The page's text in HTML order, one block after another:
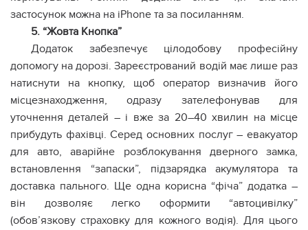
застосунок можна на iPhone та за посиланням.
5. “Жовта Кнопка”
Додаток забезпечує цілодобову професійну
допомогу на дорозі. Зареєстрований водій має лише раз
натиснути на кнопку, щоб оператор визначив його
місцезнаходження, одразу зателефонував для
уточнення деталей – і вже за 20–40 хвилин на місце
прибудуть фахівці. Серед основних послуг – евакуатор
для авто, аварійне розблокування дверного замка,
встановлення “запаски”, підзарядка акумулятора та
доставка пального. Ще одна корисна “фіча” додатка –
він дозволяє легко оформити “автоцивілку”
(обов’язкову страховку для кожного водія). Для цього